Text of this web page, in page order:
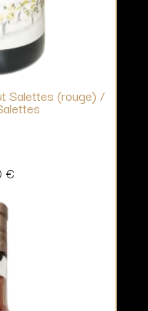
Salettes (rouge) /
€